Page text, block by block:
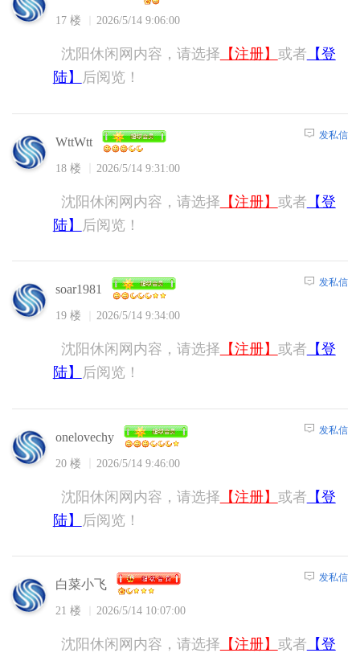
17 楼 2026/5/14 9:06:00
沈阳休闲网内容，请选择 【注册】 或者 【登
陆】
后阅览！
WttWtt
18 楼 2026/5/14 9:31:00
发私信
沈阳休闲网内容，请选择 【注册】 或者 【登
陆】
后阅览！
soar1981
19 楼 2026/5/14 9:34:00
发私信
沈阳休闲网内容，请选择 【注册】 或者 【登
陆】
后阅览！
onelovechy
20 楼 2026/5/14 9:46:00
发私信
沈阳休闲网内容，请选择 【注册】 或者 【登
陆】
后阅览！
白菜小飞
21 楼 2026/5/14 10:07:00
发私信
沈阳休闲网内容，请选择 【注册】 或者 【登